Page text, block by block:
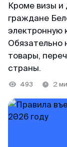
По
Реквизиты:
MTTA PTE
Singapore
Огромное
Георгий
Отзыв с
Вьетнам
Китай
Таиланд
Команда
На связи
местному
Кроме визы и
граждане
электронную
Обязательно
товары,
страны.
493 2